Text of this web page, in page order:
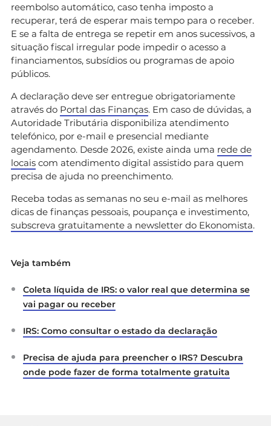
reembolso automático, caso tenha imposto a
recuperar, terá de esperar mais tempo para o receber.
E se a falta de entrega se repetir em anos sucessivos, a
situação fiscal irregular pode impedir o acesso a
financiamentos, subsídios ou programas de apoio
públicos.
A declaração deve ser entregue obrigatoriamente
através do Portal das Finanças. Em caso de dúvidas, a
Autoridade Tributária disponibiliza atendimento
telefónico, por e-mail e presencial mediante
agendamento. Desde 2026, existe ainda uma rede de
locais com atendimento digital assistido para quem
precisa de ajuda no preenchimento.
Receba todas as semanas no seu e-mail as melhores
dicas de finanças pessoais, poupança e investimento,
subscreva gratuitamente a newsletter do Ekonomista.
Veja também
Coleta líquida de IRS: o valor real que determina se
vai pagar ou receber
IRS: Como consultar o estado da declaração
Precisa de ajuda para preencher o IRS? Descubra
onde pode fazer de forma totalmente gratuita